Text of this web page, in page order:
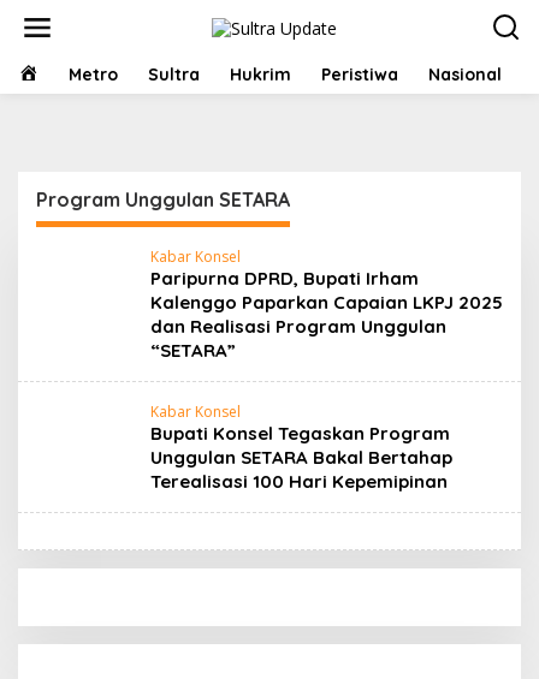
HOMEMetro Sultra Hukrim Peristiwa Nasional
Program Unggulan SETARA
Kabar Konsel
Paripurna DPRD, Bupati Irham
Kalenggo Paparkan Capaian LKPJ 2025
dan Realisasi Program Unggulan
“SETARA”
Kabar Konsel
Bupati Konsel Tegaskan Program
Unggulan SETARA Bakal Bertahap
Terealisasi 100 Hari Kepemipinan